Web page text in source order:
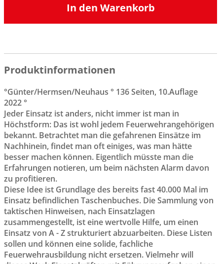
In den Warenkorb
Produktinformationen
°Günter/Hermsen/Neuhaus ° 136 Seiten, 10.Auflage
2022 °
Jeder Einsatz ist anders, nicht immer ist man in
Höchstform: Das ist wohl jedem Feuerwehrangehörigen
bekannt. Betrachtet man die gefahrenen Einsätze im
Nachhinein, findet man oft einiges, was man hätte
besser machen können. Eigentlich müsste man die
Erfahrungen notieren, um beim nächsten Alarm davon
zu profitieren.
Diese Idee ist Grundlage des bereits fast 40.000 Mal im
Einsatz befindlichen Taschenbuches. Die Sammlung von
taktischen Hinweisen, nach Einsatzlagen
zusammengestellt, ist eine wertvolle Hilfe, um einen
Einsatz von A - Z strukturiert abzuarbeiten. Diese Listen
sollen und können eine solide, fachliche
Feuerwehrausbildung nicht ersetzen. Vielmehr will